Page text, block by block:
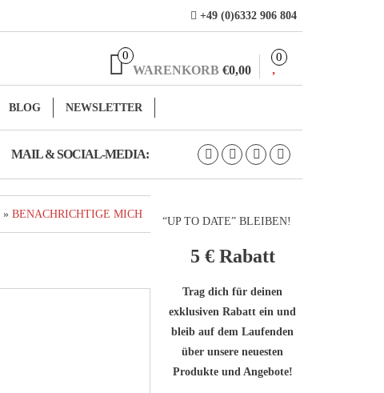
+49 (0)6332 906 804
0
WARENKORB €0,00
0
BLOG NEWSLETTER
MAIL & SOCIAL-MEDIA:
» BENACHRICHTIGE MICH
“UP TO DATE” BLEIBEN!
5 € Rabatt
Trag dich für deinen
exklusiven Rabatt ein und
bleib auf dem Laufenden
über unsere neuesten
Produkte und Angebote!